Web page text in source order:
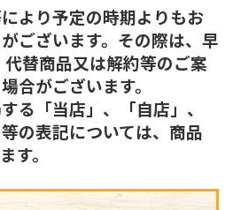
より予定の時期よりもお
ございます。その際は、早
替商品又は解約等のご案
合がございます。
る「当店」、「自店」、
の表記については、商品
す。